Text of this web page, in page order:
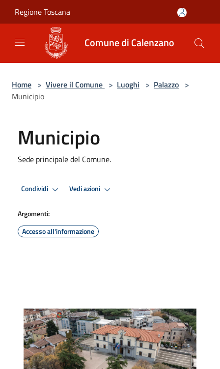
Regione Toscana
Comune di Calenzano
Home > Vivere il Comune > Luoghi > Palazzo >
Municipio
Municipio
Sede principale del Comune.
Condividi Vedi azioni
Argomenti:
Accesso all'informazione